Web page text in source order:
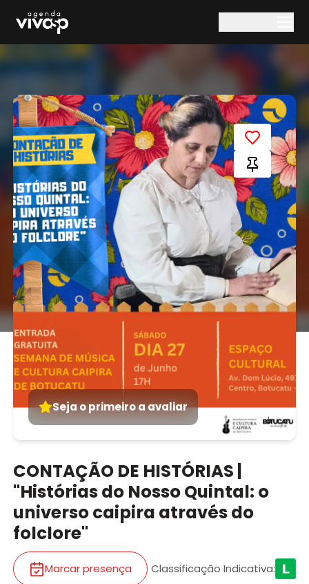
Seja o primeiro a avaliar
CONTAÇÃO DE HISTÓRIAS |
"Histórias do Nosso Quintal: o
universo caipira através do
folclore"
Marcar presença Classificação Indicativa: